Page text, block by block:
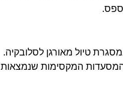
טיול מאורגן לסלובקיה.
המסעדות המקסימות שנמצאות